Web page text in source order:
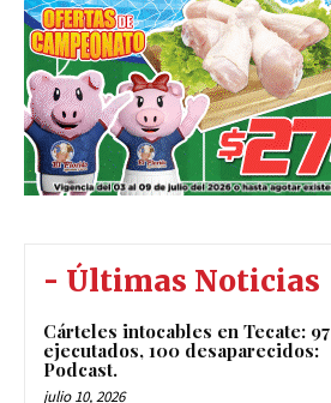
- Últimas Noticias
Cárteles intocables en Tecate: 97
ejecutados, 100 desaparecidos:
Podcast.
julio 10, 2026